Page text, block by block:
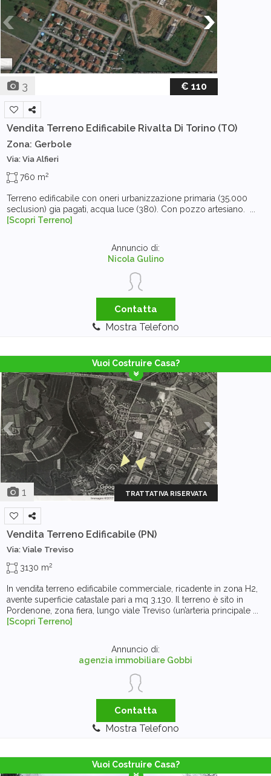
3 € 110
Vendita Terreno Edificabile Rivalta Di Torino (TO)
Zona: Gerbole
Via: Via Alfieri
760 m2
Terreno edificabile con oneri urbanizzazione primaria (35.000
seclusion) gia pagati, acqua luce (380). Con pozzo artesiano. ...
[Scopri Terreno]
Annuncio di:
Nicola Gulino
Contatta
Mostra Telefono
Vuoi Costruire Casa?
1 TRATTATIVA RISERVATA
Vendita Terreno Edificabile (PN)
Via: Viale Treviso
3130 m2
In vendita terreno edificabile commerciale, ricadente in zona H2,
avente superficie catastale pari a mq 3.130. Il terreno è sito in
Pordenone, zona fiera, lungo viale Treviso (un’arteria principale ...
[Scopri Terreno]
Annuncio di:
agenzia immobiliare Gobbi
Contatta
Mostra Telefono
Vuoi Costruire Casa?